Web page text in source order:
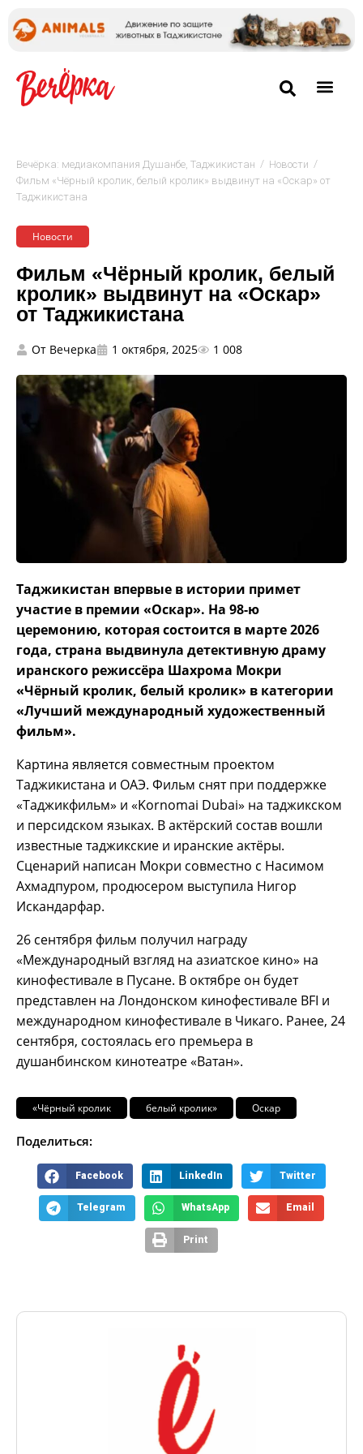
Вечёрка: медиакомпания Душанбе, Таджикистан / Новости /
Фильм «Чёрный кролик, белый кролик» выдвинут на «Оскар» от
Таджикистана
Новости
Фильм «Чёрный кролик, белый
кролик» выдвинут на «Оскар»
от Таджикистана
От Вечерка 1 октября, 2025 1 008
Таджикистан впервые в истории примет
участие в премии «Оскар». На 98-ю
церемонию, которая состоится в марте 2026
года, страна выдвинула детективную драму
иранского режиссёра Шахрома Мокри
«Чёрный кролик, белый кролик» в категории
«Лучший международный художественный
фильм».
Картина является совместным проектом
Таджикистана и ОАЭ. Фильм снят при поддержке
«Таджикфильм» и «Kornomai Dubai» на таджикском
и персидском языках. В актёрский состав вошли
известные таджикские и иранские актёры.
Сценарий написан Мокри совместно с Насимом
Ахмадпуром, продюсером выступила Нигор
Искандарфар.
26 сентября фильм получил награду
«Международный взгляд на азиатское кино» на
кинофестивале в Пусане. В октябре он будет
представлен на Лондонском кинофестивале BFI и
международном кинофестивале в Чикаго. Ранее, 24
сентября, состоялась его премьера в
душанбинском кинотеатре «Ватан».
«Чёрный кролик белый кролик» Оскар
Поделиться:
Facebook LinkedIn Twitter
Telegram WhatsApp Email
Print